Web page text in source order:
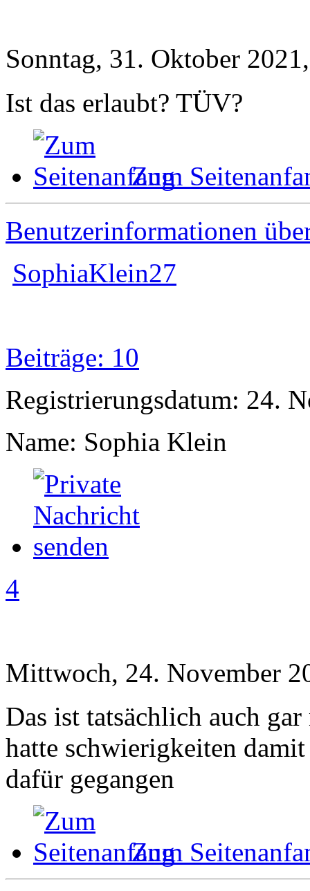
Sonntag, 31. Oktober
Ist das erlaubt? TÜV?
Zum
Benutzerinformationen
SophiaKlein27
Beiträge: 10
Registrierungsdatum: 24.
Name: Sophia Klein
4
Mittwoch, 24. November
Das ist tatsächlich auch
hatte schwierigkeiten
dafür gegangen
Zum